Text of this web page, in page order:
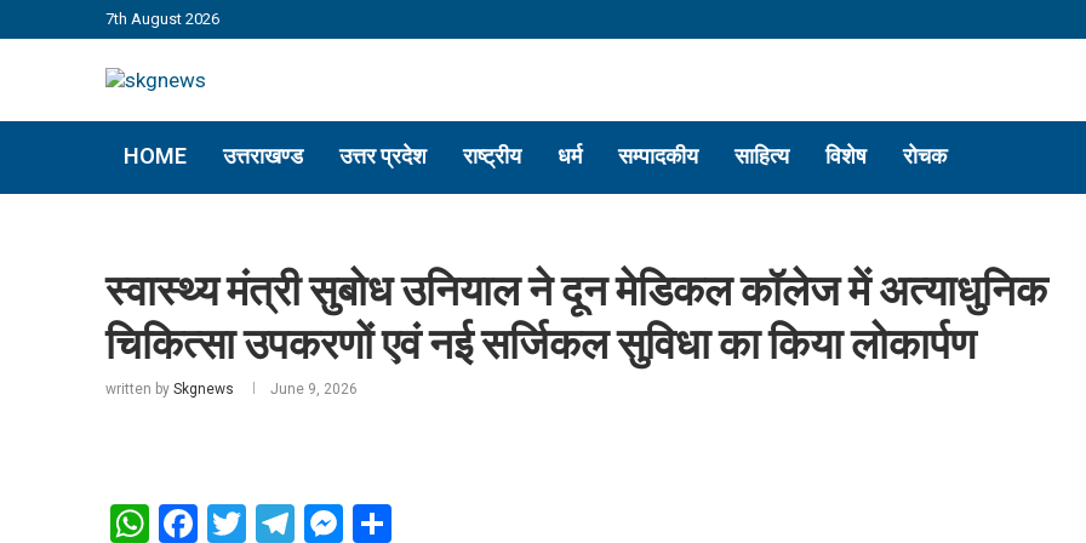
7th August 2026
HOME उत्तराखण्ड उत्तर प्रदेश राष्ट्रीय धर्म सम्पादकीय साहित्य विशेष रोचक
स्वास्थ्य मंत्री सुबोध उनियाल ने दून मेडिकल कॉलेज में अत्याधुनिक
चिकित्सा उपकरणों एवं नई सर्जिकल सुविधा का किया लोकार्पण
written by Skgnews June 9, 2026
WhatsApp
Facebook
Twitter
Telegram
Messenger